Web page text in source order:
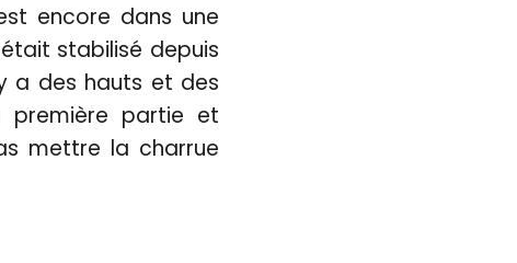
encore dans une
stabilisé depuis
a des hauts et des
première partie et
mettre la charrue